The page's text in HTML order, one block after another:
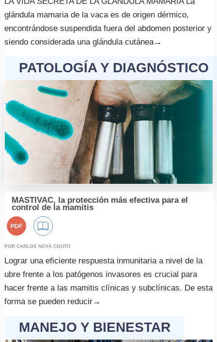
REGISTRO
glándula mamaria de la vaca es de origen dérmico,
encontrándose suspendida fuera del abdomen posterior y
siendo considerada una glándula cutánea→
PATOLOGÍA Y DIAGNÓSTICO
MASTIVAC, la protección más efectiva para el
control de la mamitis
POR CARLOS NOYA COUTO
Lograr una eficiente respuesta inmunitaria a nivel de la
ubre frente a los patógenos invasores es crucial para
hacer frente a las mamitis clínicas y subclínicas. De esta
forma se pueden reducir→
MANEJO Y BIENESTAR